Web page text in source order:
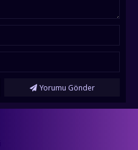
Yorumu Gönder